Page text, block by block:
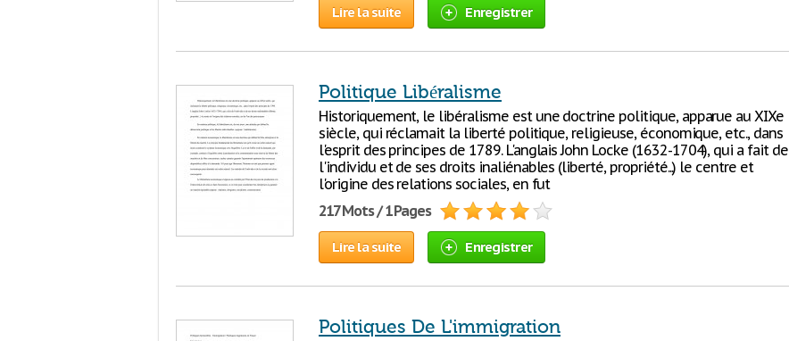
Lire la suite Enregistrer
Politique Libéralisme
Historiquement, le libéralisme est une doctrine politique, apparue au XIXe
siècle, qui réclamait la liberté politique, religieuse, économique, etc., dans
l'esprit des principes de 1789. L'anglais John Locke (1632-1704), qui a fait de
l'individu et de ses droits inaliénables (liberté, propriété...) le centre et
l'origine des relations sociales, en fut
217 Mots / 1 Pages
Lire la suite Enregistrer
Politiques De L'immigration